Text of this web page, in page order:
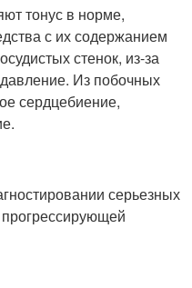
тонус в норме,
с их содержанием
стенок, из-за
Из побочных
сердцебиение,
серьезных